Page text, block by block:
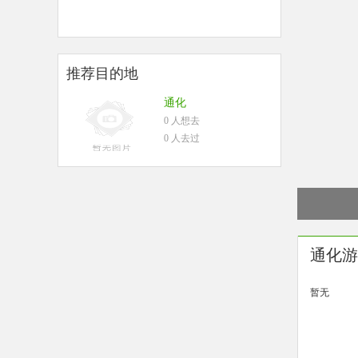
推荐目的地
通化
0 人想去
0 人去过
通化
暂无